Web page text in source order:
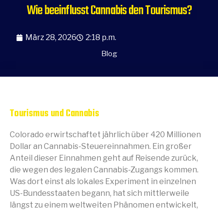
Wie beeinflusst Cannabis den Tourismus?
März 28, 2026 2:18 p.m.
Blog
Tourismus und Cannabis
Colorado erwirtschaftet jährlich über 420 Millionen
Dollar an Cannabis-Steuereinnahmen. Ein großer
Anteil dieser Einnahmen geht auf Reisende zurück,
die wegen des legalen Cannabis-Zugangs kommen.
Was dort einst als lokales Experiment in einzelnen
US-Bundesstaaten begann, hat sich mittlerweile
längst zu einem weltweiten Phänomen entwickelt,